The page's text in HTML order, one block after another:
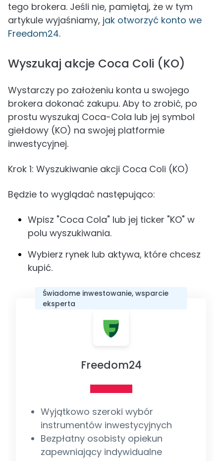
tego brokera. Jeśli nie, pamiętaj, że w tym
artykule wyjaśniamy, jak otworzyć konto we
Freedom24.
Wyszukaj akcje Coca Coli (KO)
Wystarczy po założeniu konta u swojego
brokera dokonać zakupu. Aby to zrobić, po
prostu wyszukaj Coca-Cola lub jej symbol
giełdowy (KO) na swojej platformie
inwestycyjnej.
Krok 1: Wyszukiwanie akcji Coca Coli (KO)
Będzie to wyglądać następująco:
Wpisz "Coca Cola" lub jej ticker "KO" w
polu wyszukiwania.
Wybierz rynek lub aktywa, które chcesz
kupić.
Świadome inwestowanie, wsparcie
eksperta
Freedom24
Wyjątkowo szeroki wybór
instrumentów inwestycyjnych
Bezpłatny osobisty opiekun
zapewniający indywidualne